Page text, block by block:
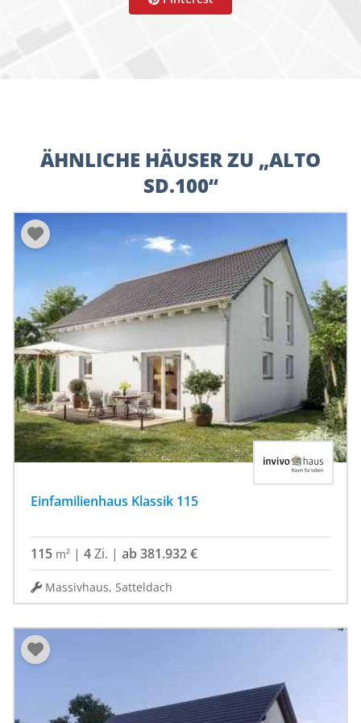
ÄHNLICHE HÄUSER ZU „ALTO
SD.100“
Einfamilienhaus Klassik 115
115 m² | 4Zi. | ab 381.932 €
Massivhaus, Satteldach